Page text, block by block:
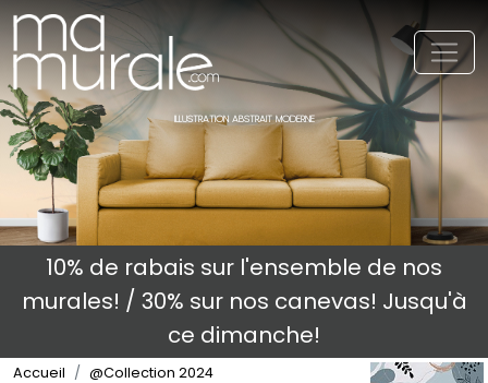
ILLUSTRATION ABSTRAIT MODERNE
10% de rabais sur l'ensemble de nos
murales! / 30% sur nos canevas! Jusqu'à
ce dimanche!
Accueil
@Collection 2024